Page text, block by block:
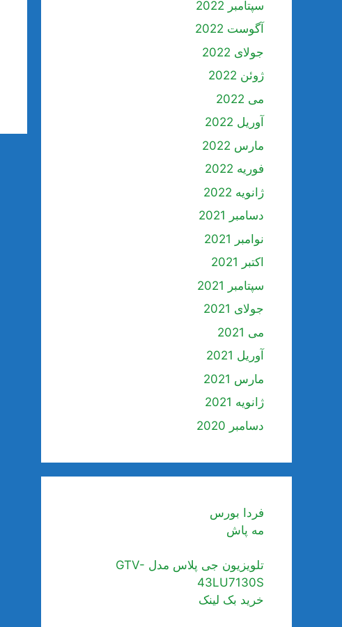
سپتامبر 2022
آگوست 2022
جولای 2022
ژوئن 2022
می 2022
آوریل 2022
مارس 2022
فوریه 2022
ژانویه 2022
دسامبر 2021
نوامبر 2021
اکتبر 2021
سپتامبر 2021
جولای 2021
می 2021
آوریل 2021
مارس 2021
ژانویه 2021
دسامبر 2020
فردا بورس
مه پاش
تلویزیون جی پلاس مدل GTV-
43LU7130S
خرید بک لینک